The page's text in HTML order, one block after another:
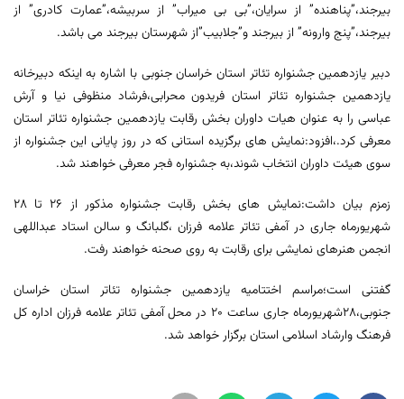
بیرجند،”پناهنده” از سرایان،”بی بی میراب” از سربیشه،”عمارت کادری” از
بیرجند،”پنج وارونه” از بیرجند و”جلابیب”از شهرستان بیرجند می باشد.
دبیر یازدهمین جشنواره تئاتر استان خراسان جنوبی با اشاره به اینکه دبیرخانه
یازدهمین جشنواره تئاتر استان فریدون محرابی،فرشاد منظوفی نیا و آرش
عباسی را به عنوان هیات داوران بخش رقابت یازدهمین جشنواره تئاتر استان
معرفی کرد.،افزود:نمایش های برگزیده استانی که در روز پایانی این جشنواره از
سوی هیئت داوران انتخاب شوند،به جشنواره فجر معرفی خواهند شد.
زمزم بیان داشت:نمایش های بخش رقابت جشنواره مذکور از ٢٦ تا ٢٨
شهریورماه جاری در آمفی تئاتر علامه فرزان ،گلبانگ و سالن استاد عبداللهی
انجمن هنرهای نمایشی برای رقابت به روی صحنه خواهند رفت.
گفتنی است؛مراسم اختتامیه یازدهمین جشنواره تئاتر استان خراسان
جنوبی،٢٨شهریورماه جاری ساعت ٢٠ در محل آمفی تئاتر علامه فرزان اداره کل
فرهنگ وارشاد اسلامی استان برگزار خواهد شد.